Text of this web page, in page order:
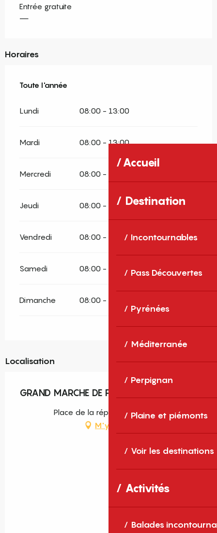
Accueil
Destination
Incontournables
Pass Découvertes
Pyrénées
Méditerranée
Perpignan
Plaine et piémonts
Voir les destinations
Activités
Balades
Entrée gratuite
—
Horaires
Toute l'année
Toute l'année
Lundi 08:00 - 13:00
Mardi 08:00 - 13:00
Mercredi 08:00 - 13:00
Jeudi 08:00 - 13:00
Vendredi 08:00 - 13:00
Samedi 08:00 - 13:00
Dimanche 08:00 - 13:00
Localisation
GRAND MARCHE DE PRADES
Place de la république, Prades
M'y rendre